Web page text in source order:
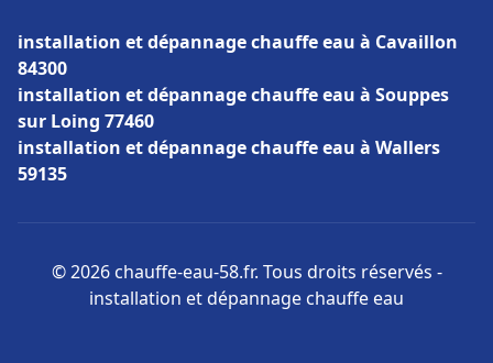
installation et dépannage chauffe eau à Cavaillon
84300
installation et dépannage chauffe eau à Souppes
sur Loing 77460
installation et dépannage chauffe eau à Wallers
59135
© 2026 chauffe-eau-58.fr. Tous droits réservés -
installation et dépannage chauffe eau